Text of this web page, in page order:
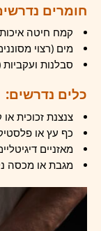
חומרים
קמח חיטה
מים (רצוי
סבלנות
כלים נדרשים:
צנצנת זכוכית
כף עץ או
מאזניים
מגבת או מכסה